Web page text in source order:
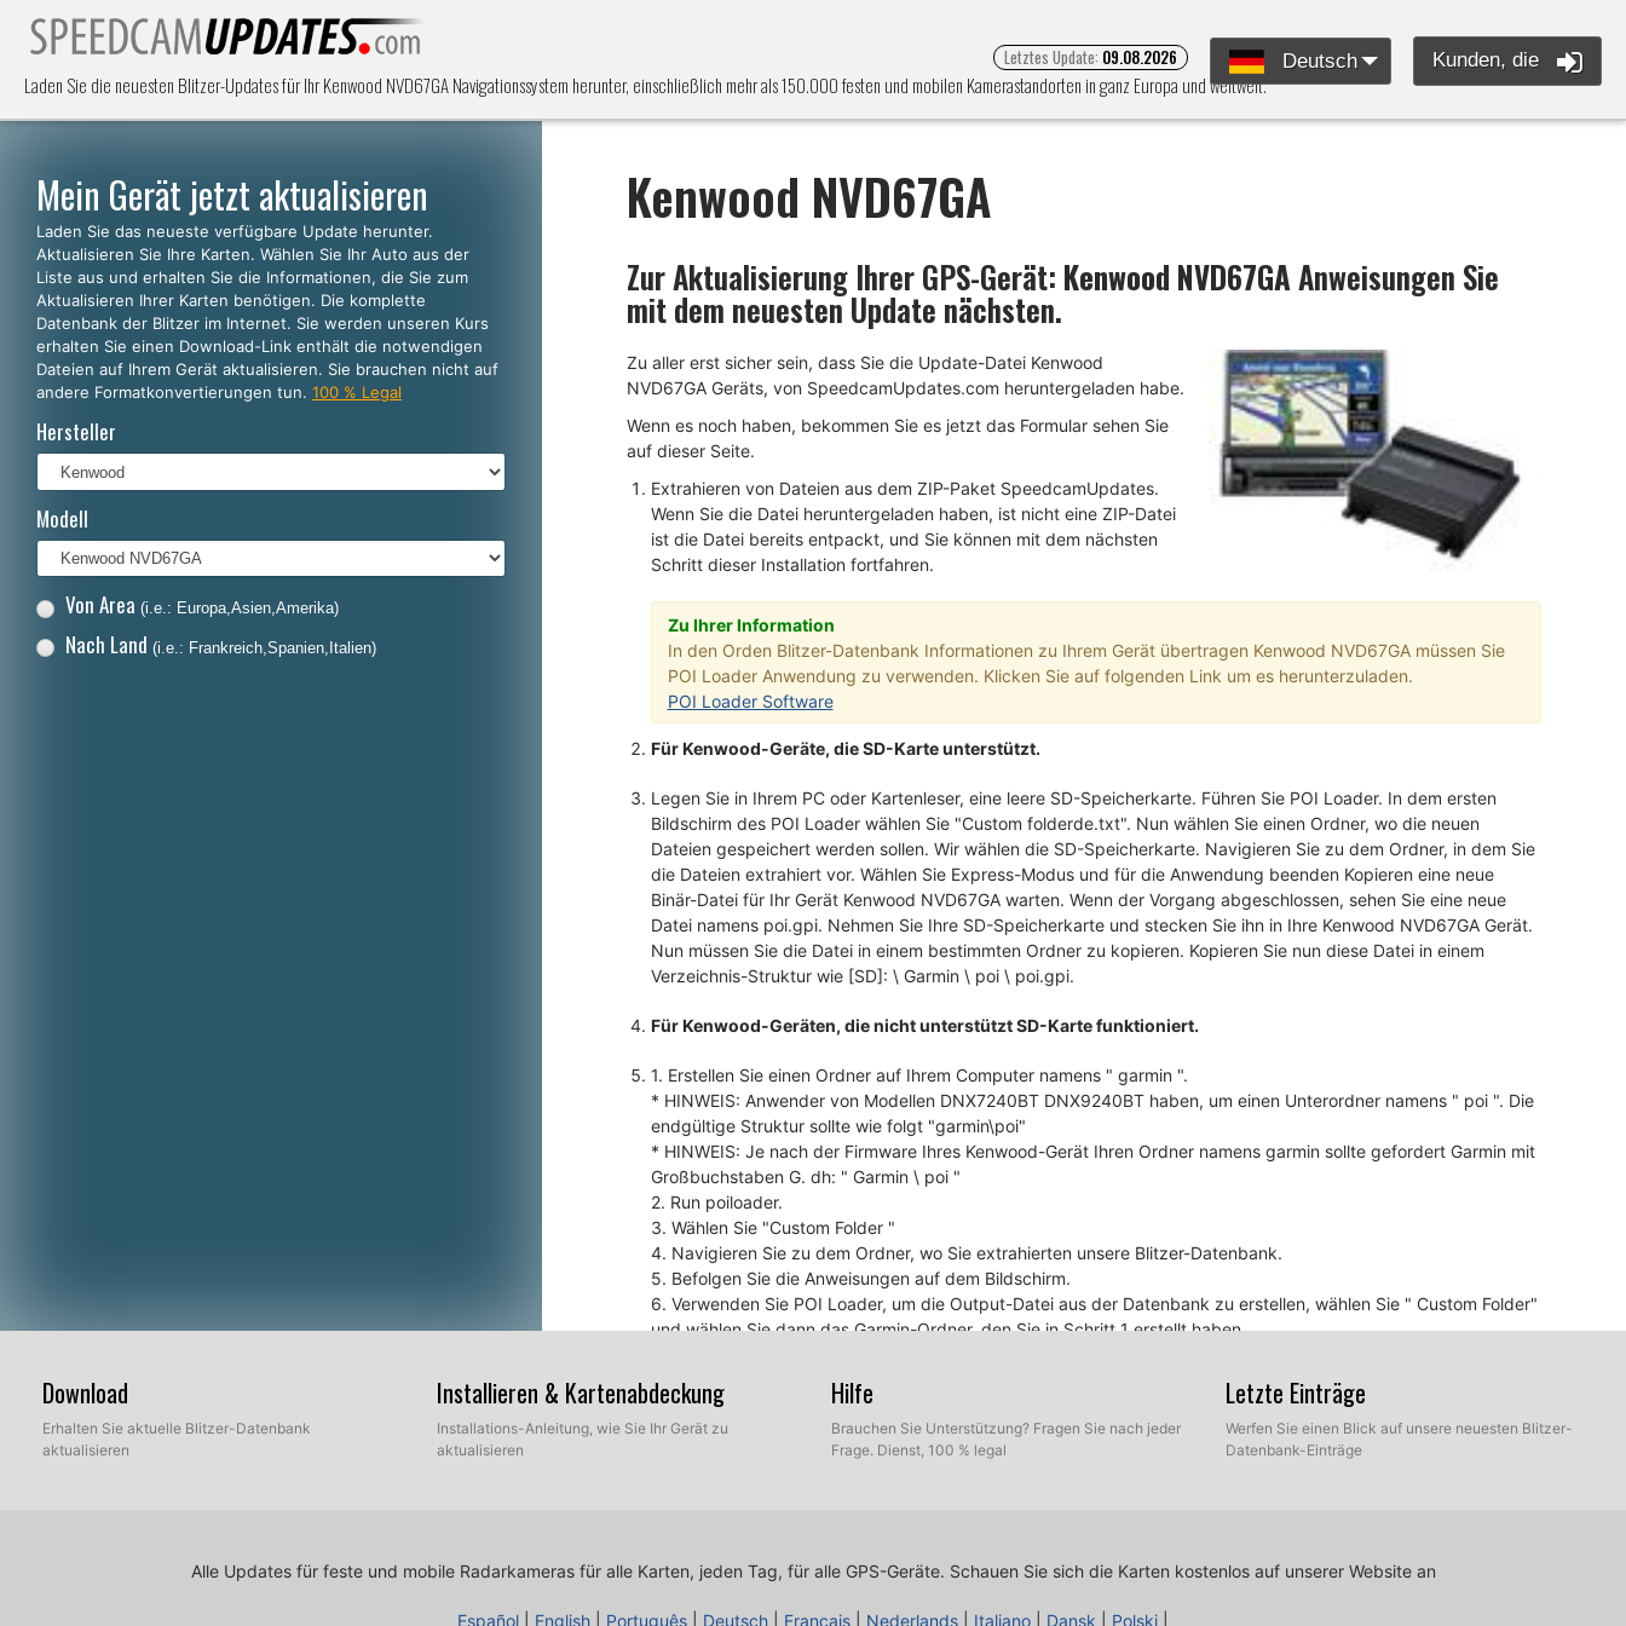
Laden Sie die neuesten Blitzer-Updates für Ihr Kenwood NVD67GA Navigationssystem herunter, einschließlich mehr als 150.000 festen und mobilen Kamerastandorten in ganz Europa und weltweit.
Letztes Update: 09.08.2026 Deutsch Kunden, die
Mein Gerät jetzt aktualisieren
Laden Sie das neueste verfügbare Update herunter.
Aktualisieren Sie Ihre Karten. Wählen Sie Ihr Auto aus der
Liste aus und erhalten Sie die Informationen, die Sie zum
Aktualisieren Ihrer Karten benötigen. Die komplette
Datenbank der Blitzer im Internet. Sie werden unseren Kurs
erhalten Sie einen Download-Link enthält die notwendigen
Dateien auf Ihrem Gerät aktualisieren. Sie brauchen nicht auf
andere Formatkonvertierungen tun. 100 % Legal
Hersteller
Modell
Von Area (i.e.: Europa,Asien,Amerika)
Nach Land (i.e.: Frankreich,Spanien,Italien)
Kenwood NVD67GA
Zur Aktualisierung Ihrer GPS-Gerät: Kenwood NVD67GAAnweisungen Sie
mit dem neuesten Update nächsten.
Zu aller erst sicher sein, dass Sie die Update-Datei Kenwood
NVD67GA Geräts, von SpeedcamUpdates.com heruntergeladen habe.
Wenn es noch haben, bekommen Sie es jetzt das Formular sehen Sie
auf dieser Seite.
Extrahieren von Dateien aus dem ZIP-Paket SpeedcamUpdates.
Wenn Sie die Datei heruntergeladen haben, ist nicht eine ZIP-Datei
ist die Datei bereits entpackt, und Sie können mit dem nächsten
Schritt dieser Installation fortfahren.
Zu Ihrer Information
In den Orden Blitzer-Datenbank Informationen zu Ihrem Gerät übertragen Kenwood NVD67GA müssen Sie
POI Loader Anwendung zu verwenden. Klicken Sie auf folgenden Link um es herunterzuladen.
POI Loader Software
Für Kenwood-Geräte, die SD-Karte unterstützt.
Legen Sie in Ihrem PC oder Kartenleser, eine leere SD-Speicherkarte. Führen Sie POI Loader. In dem ersten
Bildschirm des POI Loader wählen Sie "Custom folderde.txt". Nun wählen Sie einen Ordner, wo die neuen
Dateien gespeichert werden sollen. Wir wählen die SD-Speicherkarte. Navigieren Sie zu dem Ordner, in dem Sie
die Dateien extrahiert vor. Wählen Sie Express-Modus und für die Anwendung beenden Kopieren eine neue
Binär-Datei für Ihr Gerät Kenwood NVD67GA warten. Wenn der Vorgang abgeschlossen, sehen Sie eine neue
Datei namens poi.gpi. Nehmen Sie Ihre SD-Speicherkarte und stecken Sie ihn in Ihre Kenwood NVD67GA Gerät.
Nun müssen Sie die Datei in einem bestimmten Ordner zu kopieren. Kopieren Sie nun diese Datei in einem
Verzeichnis-Struktur wie [SD]: \ Garmin \ poi \ poi.gpi.
Für Kenwood-Geräten, die nicht unterstützt SD-Karte funktioniert.
1. Erstellen Sie einen Ordner auf Ihrem Computer namens " garmin ".
* HINWEIS: Anwender von Modellen DNX7240BT DNX9240BT haben, um einen Unterordner namens " poi ". Die
endgültige Struktur sollte wie folgt "garmin\poi"
* HINWEIS: Je nach der Firmware Ihres Kenwood-Gerät Ihren Ordner namens garmin sollte gefordert Garmin mit
Großbuchstaben G. dh: " Garmin \ poi "
2. Run poiloader.
3. Wählen Sie "Custom Folder "
4. Navigieren Sie zu dem Ordner, wo Sie extrahierten unsere Blitzer-Datenbank.
5. Befolgen Sie die Anweisungen auf dem Bildschirm.
6. Verwenden Sie POI Loader, um die Output-Datei aus der Datenbank zu erstellen, wählen Sie " Custom Folder"
und wählen Sie dann das Garmin-Ordner, den Sie in Schritt 1 erstellt haben
8. Brennen Sie die Ordner mit den neuen Dateien in einem CD-R. Brennen Sie die CD als "Daten-CD" und achten
Sie darauf, CD fertig zu stellen.
9. Legen Sie die CD in das Kenwood-Einheit, und es wird automatisch aktualisiert.
Kenwood Firmware Update
Download
Erhalten Sie aktuelle Blitzer-Datenbank
aktualisieren
Installieren & Kartenabdeckung
Installations-Anleitung, wie Sie Ihr Gerät zu
aktualisieren
Hilfe
Brauchen Sie Unterstützung? Fragen Sie nach jeder
Frage. Dienst, 100 % legal
Letzte Einträge
Werfen Sie einen Blick auf unsere neuesten Blitzer-
Datenbank-Einträge
Alle Updates für feste und mobile Radarkameras für alle Karten, jeden Tag, für alle GPS-Geräte. Schauen Sie sich die Karten kostenlos auf unserer Website an
Español English Português Deutsch Français Nederlands Italiano Dansk Polski